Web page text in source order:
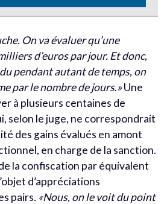
On va évaluer qu’une
d’euros par jour. Et donc,
pendant autant de temps, on
par le nombre de jours.»Une
à plusieurs centaines de
selon le juge, ne correspondrait
des gains évalués en amont
en charge de la sanction.
la confiscation par équivalent
d’appréciations
pairs. «Nous, on le voit du point